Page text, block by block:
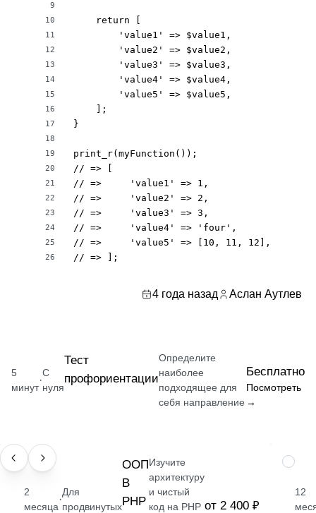
9
10
11
12
13
14
15
16
17
18
19
20
21
22
23
24
25
26
    return [
        'value1' => $value1,
        'value2' => $value2,
        'value3' => $value3,
        'value4' => $value4,
        'value5' => $value5,
    ];
}
print_r(myFunction());
// => [
// =>     'value1' => 1,
// =>     'value2' => 2,
// =>     'value3' => 3,
// =>     'value4' => 'four',
// =>     'value5' => [10, 11, 12],
// => ];
4 года назад Аслан Аутлев
5
минут
·
С
нуля
Тест
профориентации
Определите
наиболее
подходящее для
себя направление
Бесплатно
Посмотреть
→
НАВЫК
2
месяца
·
Для
продвинутых
ООП
В
PHP
Изучите
архитектуру
и чистый
код на PHP от 2 400 ₽
12